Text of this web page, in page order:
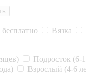
бесплатно Вязка
Подросток (6-
Взрослый (4-6